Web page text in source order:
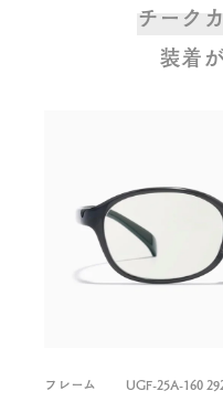
チーク カ
装着
フレーム UGF-25A-160